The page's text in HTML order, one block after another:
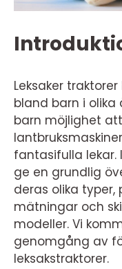
Leksaker
bland barn i olika
barn möjlighet
fantasifulla lekar.
ge en grundlig
deras olika
mätningar och
modeller. Vi
genomgång av
leksakstraktorer.